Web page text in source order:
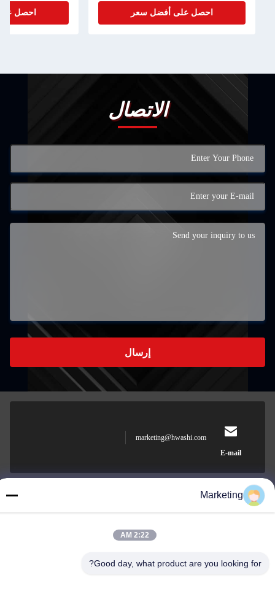
احصل على أفضل سعر احصل
الاتصال
إرسال
E-mail
marketing@hwashi.com
Marketing
2:22 AM
Good day, what product are you looking for?